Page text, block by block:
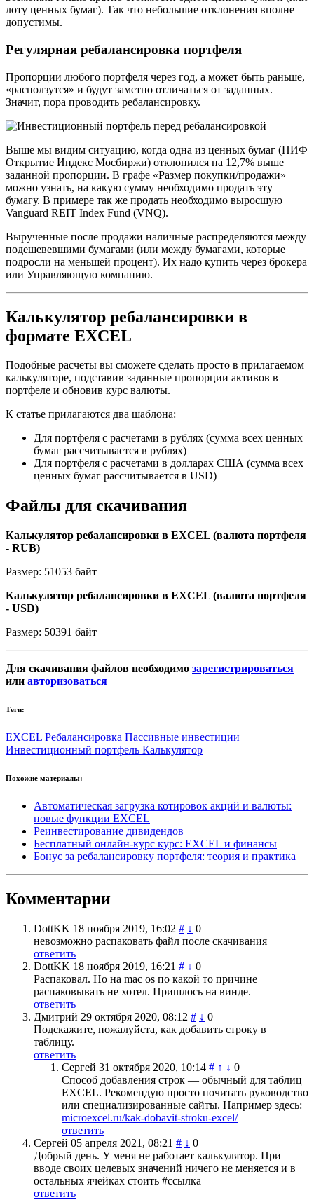
лоту ценных бумаг). Так что небольшие отклонения вполне
допустимы.
Регулярная ребалансировка портфеля
Пропорции любого портфеля через год, а может быть раньше,
«расползутся» и будут заметно отличаться от заданных.
Значит, пора проводить ребалансировку.
Выше мы видим ситуацию, когда одна из ценных бумаг (ПИФ
Открытие Индекс Мосбиржи) отклонился на 12,7% выше
заданной пропорции. В графе «Размер покупки/продажи»
можно узнать, на какую сумму необходимо продать эту
бумагу. В примере так же продать необходимо выросшую
Vanguard REIT Index Fund (VNQ).
Вырученные после продажи наличные распределяются между
подешевевшими бумагами (или между бумагами, которые
подросли на меньшей процент). Их надо купить через брокера
или Управляющую компанию.
Калькулятор ребалансировки в
формате EXCEL
Подобные расчеты вы сможете сделать просто в прилагаемом
калькуляторе, подставив заданные пропорции активов в
портфеле и обновив курс валюты.
К статье прилагаются два шаблона:
Для портфеля с расчетами в рублях (сумма всех ценных
бумаг рассчитывается в рублях)
Для портфеля с расчетами в долларах США (сумма всех
ценных бумаг рассчитывается в USD)
Файлы для скачивания
Калькулятор ребалансировки в EXCEL (валюта портфеля
- RUB)
Размер: 51053 байт
Калькулятор ребалансировки в EXCEL (валюта портфеля
- USD)
Размер: 50391 байт
Для скачивания файлов необходимо зарегистрироваться
или авторизоваться
Теги:
EXCEL Ребалансировка Пассивные инвестиции
Инвестиционный портфель Калькулятор
Похожие материалы:
Автоматическая загрузка котировок акций и валюты:
новые функции EXCEL
Реинвестирование дивидендов
Бесплатный онлайн-курс курс: EXCEL и финансы
Бонус за ребалансировку портфеля: теория и практика
Комментарии
DottKK 18 ноября 2019, 16:02 # ↓ 0
невозможно распаковать файл после скачивания
ответить
DottKK 18 ноября 2019, 16:21 # ↓ 0
Распаковал. Но на mac os по какой то причине
распаковывать не хотел. Пришлось на винде.
ответить
Дмитрий 29 октября 2020, 08:12 # ↓ 0
Подскажите, пожалуйста, как добавить строку в
таблицу.
ответить
Сергей 31 октября 2020, 10:14 # ↑ ↓ 0
Способ добавления строк — обычный для таблиц
EXCEL. Рекомендую просто почитать руководство
или специализированные сайты. Например здесь:
microexcel.ru/kak-dobavit-stroku-excel/
ответить
Сергей 05 апреля 2021, 08:21 # ↓ 0
Добрый день. У меня не работает калькулятор. При
вводе своих целевых значений ничего не меняется и в
остальных ячейках стоить #ссылка
ответить